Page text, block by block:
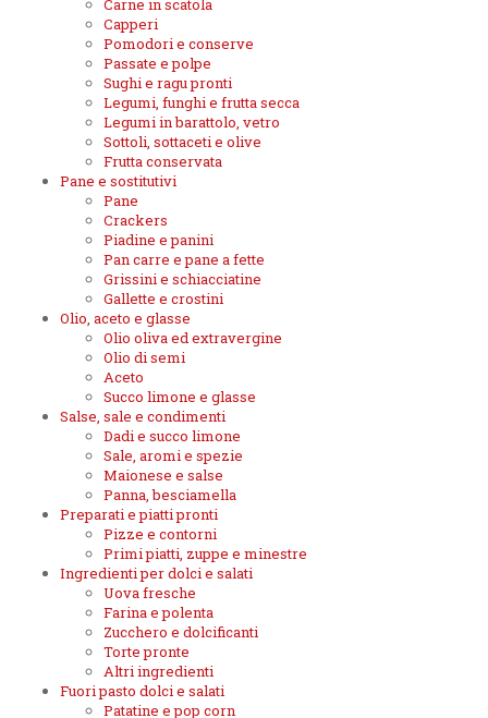
Carne in scatola
Capperi
Pomodori e conserve
Passate e polpe
Sughi e ragu pronti
Legumi, funghi e frutta secca
Legumi in barattolo, vetro
Sottoli, sottaceti e olive
Frutta conservata
Pane e sostitutivi
Pane
Crackers
Piadine e panini
Pan carre e pane a fette
Grissini e schiacciatine
Gallette e crostini
Olio, aceto e glasse
Olio oliva ed extravergine
Olio di semi
Aceto
Succo limone e glasse
Salse, sale e condimenti
Dadi e succo limone
Sale, aromi e spezie
Maionese e salse
Panna, besciamella
Preparati e piatti pronti
Pizze e contorni
Primi piatti, zuppe e minestre
Ingredienti per dolci e salati
Uova fresche
Farina e polenta
Zucchero e dolcificanti
Torte pronte
Altri ingredienti
Fuori pasto dolci e salati
Patatine e pop corn